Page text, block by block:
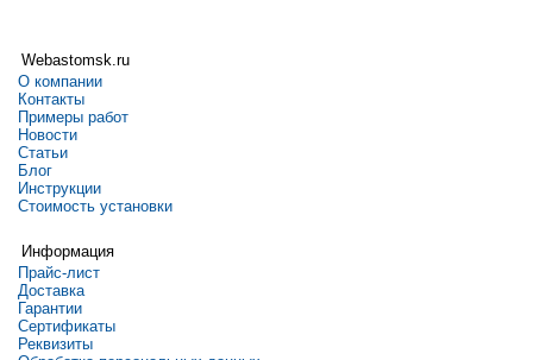
Webastomsk.ru
О компании
Контакты
Примеры работ
Новости
Статьи
Блог
Инструкции
Стоимость установки
Информация
Прайс-лист
Доставка
Гарантии
Сертификаты
Реквизиты